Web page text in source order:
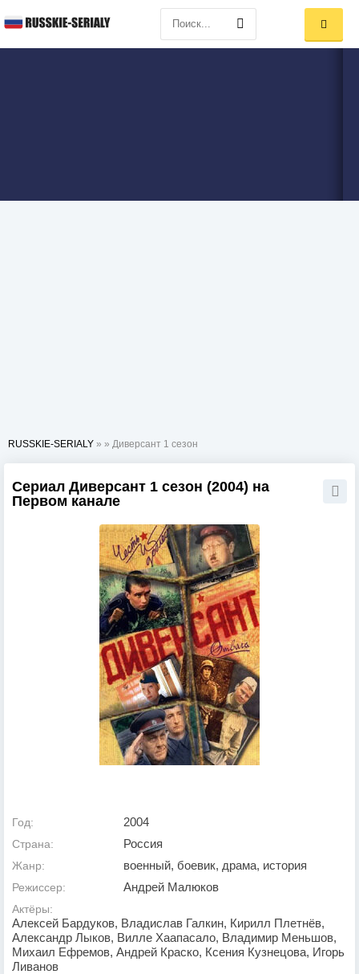
RUSSKIE-SERIALY » » Диверсант 1 сезон
Сериал Диверсант 1 сезон (2004) на
Первом канале
Год: 2004
Страна: Россия
Жанр: военный, боевик, драма, история
Режиссер: Андрей Малюков
Актёры:
Алексей Бардуков, Владислав Галкин, Кирилл Плетнёв,
Александр Лыков, Вилле Хаапасало, Владимир Меньшов,
Михаил Ефремов, Андрей Краско, Ксения Кузнецова, Игорь
Ливанов